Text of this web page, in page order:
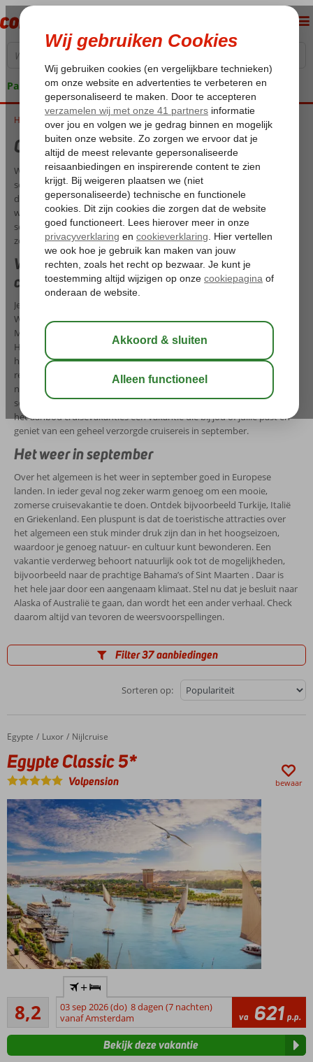
Pakketgarantie
Home Cruise in september 2026
Cruise in september 2026
Wil je op cruisevakantie, maar liever niet in het hoogseizoen? Dan is
september de perfecte keuze. Het schooljaar is dan net begonnen en
daardoor is het een stuk rustiger qua gezinnen die op vakantie
willen. Ondanks dan het na de ‘officiële’ zomervakantie is, is
september wat betreft het weer nog een perfecte maand voor een
zomerse cruise.
Welke bestemmingen zijn geschikt voor een
cruise in september?
Je kunt in september naar diverse bestemmingen op cruisevakantie.
Wil je het wat dichterbij opzoeken? Kies dan bijvoorbeeld voor een
Mediterraanse cruise naar Italië, Spanje, Griekenland en/of Turkije.
Het is natuurlijk ook mogelijk om verder van huis te gaan. Denk
hierbij aan een mooie trans-Atlantische cruise. Houd daarbij wel
rekening met de bestemming waar je naartoe gaat: het is natuurlijk
niet overal zomers weer in september. Een cruisevakantie in
september kan in principe naar vrijwel alle bestemmingen. Kies uit
het aanbod cruisevakanties een vakantie die bij jou of jullie past en
geniet van een geheel verzorgde cruisereis in september.
Het weer in september
Over het algemeen is het weer in september goed in Europese
landen. In ieder geval nog zeker warm genoeg om een mooie,
zomerse cruisevakantie te doen. Ontdek bijvoorbeeld Turkije, Italië
en Griekenland. Een pluspunt is dat de toeristische attracties over
het algemeen een stuk minder druk zijn dan in het hoogseizoen,
waardoor je genoeg natuur- en cultuur kunt bewonderen. Een
vakantie verderweg behoort natuurlijk ook tot de mogelijkheden,
bijvoorbeeld naar de prachtige Bahama’s of Sint Maarten . Daar is
het hele jaar door een aangenaam klimaat. Stel nu dat je besluit naar
Alaska of Australië te gaan, dan wordt het een ander verhaal. Check
daarom altijd van tevoren de weersvoorspellingen.
Filter 37 aanbiedingen
Sorteren op:
Home
Egypte Luxor Nijlcruise
Egypte Classic 5*
Egypte Classic 5*
Volpension bewaar
Nijlcruise;
om Egypte
te
ontdekken
8,2Zeer goed
905
beoordelingen
+
03 sep 2026 (do) 8 dagen (7 nachten)
vanaf Amsterdam
va 621 p.p.
Bekijk deze vakantie